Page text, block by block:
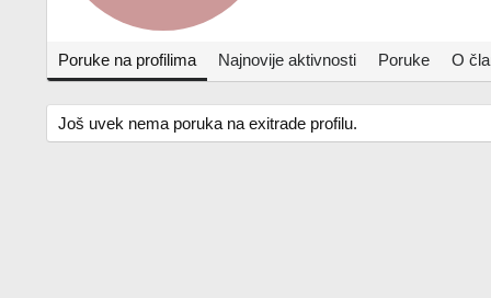
Poruke na profilima Najnovije aktivnosti Poruke O
Još uvek nema poruka na exitrade profilu.